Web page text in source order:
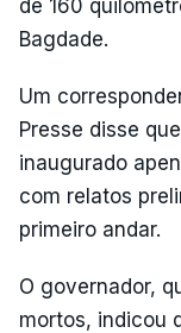
de 160
Bagdade.
Um
Presse disse
inaugurado
com relatos
primeiro andar.
O governador,
mortos, indicou